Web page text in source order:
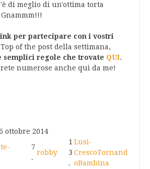
di meglio di un'ottima torta
per partecipare con i vostri
of the post della settimana,
semplici regole che trovate QUI.
numerose anche qui da me!
ottobre 2014
7
.
robby
1
3
.
Lusi-
CrescoTornand
oBambina